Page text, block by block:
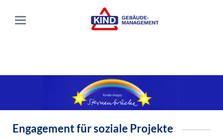
Engagement für soziale Projekte